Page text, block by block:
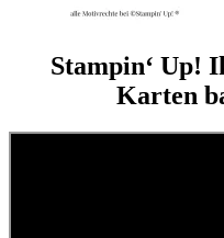
Stampin‘ Up!
Karten